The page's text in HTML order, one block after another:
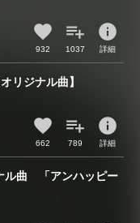
932 1037
info
詳細
リジナル曲】
662 789
info
詳細
ル曲 「アンハッピー